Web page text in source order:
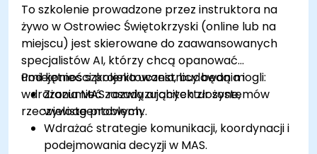
To szkolenie prowadzone przez instruktora na
żywo w Ostrowiec Świętokrzyski (online lub na
miejscu) jest skierowane do zaawansowanych
specjalistów AI, którzy chcą opanować
umiejętności projektowania, budowania i
wdrażania MAS rozwiązujących złożone,
rzeczywiste problemy.
Pod koniec szkolenia uczestnicy będą mogli:
Zrozumieć zasady architektur systemów
wieloagentowych.
Wdrażać strategie komunikacji, koordynacji i
podejmowania decyzji w MAS.